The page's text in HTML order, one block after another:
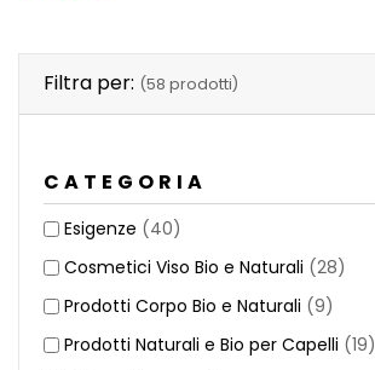
Filtra per: (58 prodotti)
CATEGORIA
Esigenze (40)
Cosmetici Viso Bio e Naturali (28)
Prodotti Corpo Bio e Naturali (9)
Prodotti Naturali e Bio per Capelli (19)